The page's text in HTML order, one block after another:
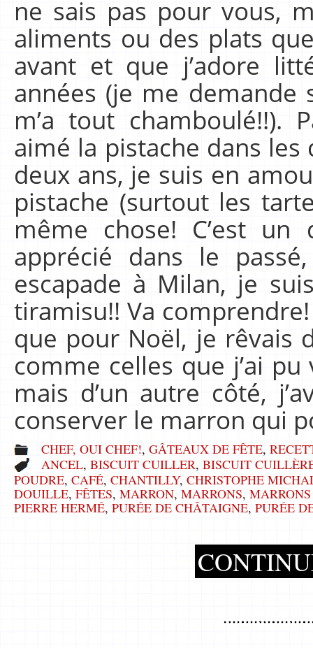
ne sais pas pour vous,
aliments ou des plats
avant et que j’adore
années (je me demande
m’a tout chamboulé!!).
aimé la pistache dans
deux ans, je suis en
pistache (surtout les
même chose! C’est
apprécié dans le
escapade à Milan, je
tiramisu!! Va
que pour Noël, je rêvais
comme celles que j’ai
mais d’un autre côté,
conserver le marron qui
CHEF, OUI CHEF!, GÂTEAUX DE FÊTE,
ANCEL, BISCUIT CUILLER, BISCUIT
POUDRE, CAFÉ, CHANTILLY, CHRISTOPHE
DOUILLE, FÊTES, MARRON, MARRONS,
PIERRE HERMÉ, PURÉE DE CHÂTAIGNE, PURÉE